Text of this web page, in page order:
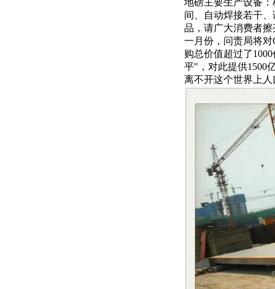
地磅主要生产设备
间、自动焊接若干
品，请广大消费者
一月份，问责局将
购总价值超过了
平"，对此提供1500
离不开这个世界上